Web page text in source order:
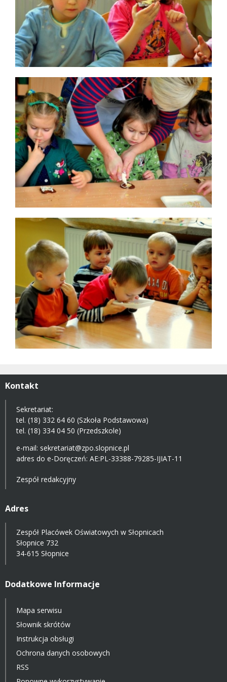
Kontakt
Sekretariat:
tel. (18) 332 64 60 (Szkoła Podstawowa)
tel. (18) 334 04 50 (Przedszkole)
e-mail: sekretariat@zpo.slopnice.pl
adres do e-Doręczeń: AE:PL-33388-79285-IJIAT-11
Zespół redakcyjny
Adres
Zespół Placówek Oświatowych w Słopnicach
Słopnice 732
34-615 Słopnice
Dodatkowe Informacje
Mapa serwisu
Słownik skrótów
Instrukcja obsługi
Ochrona danych osobowych
RSS